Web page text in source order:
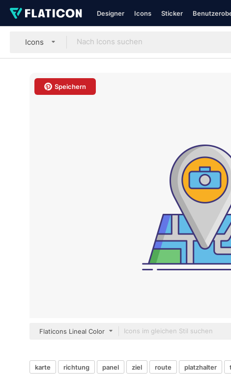
Designer Icons Sticker
Icons
Speichern
Flaticons Lineal Color
karte richtung panel ziel route platzhalter